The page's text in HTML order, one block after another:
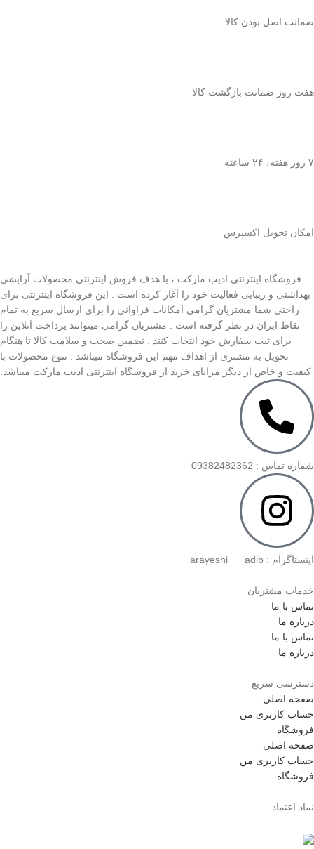
ﺿﻤﺎﻧﺖ اﺻﻞ ﺑﻮدن ﮐﺎﻟﺎ
هفت روز ضمانت بازگشت کالا
۷ روز ﻫﻔﺘﻪ، ۲۴ ﺳﺎﻋﺘﻪ
اﻣﮑﺎن ﺗﺤﻮﯾﻞ اﮐﺴﭙﺮس
فروشگاه اینترنتی ادیب مارکت ، با هدف فروش اینترنتی محصولات آرایشی
بهداشتی و زیبایی فعالیت خود را آغاز کرده است . این فروشگاه اینترنتی برای
راحتی شما مشتریان گرامی امکانات فراوانی را برای ارسال سریع به تمام
نقاط ایران در نظر گرفته است . مشتریان گرامی میتوانند پرداخت آنلاین را
برای ثبت سفارش خود انتخاب کنند . تضمین صحت و سلامت کالا تا هنگام
تحویل به مشتری از اهداف مهم این فروشگاه میباشد . تنوع محصولات با
کیفیت و خاص از دیگر مزایای خرید از فروشگاه اینترنتی ادیب مارکت میباشد.
شماره تماس : 09382482362
اینستاگرام : arayeshi___adib
خدمات مشتریان
تماس با ما
درباره ما
تماس با ما
درباره ما
دسترسی سریع
صفحه اصلی
حساب کاربری من
فروشگاه
صفحه اصلی
حساب کاربری من
فروشگاه
نماد اعتماد